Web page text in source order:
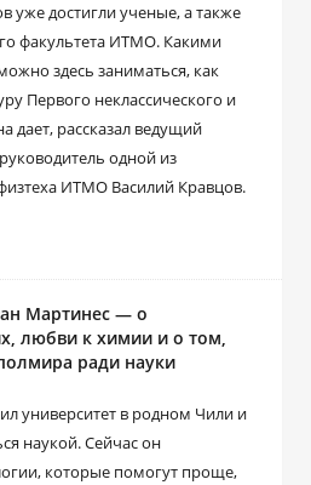
уже достигли ученые, а также
факультета ИТМО. Какими
здесь заниматься, как
Первого неклассического и
дает, рассказал ведущий
одной из
ИТМО Василий Кравцов.
Мартинес ― о
любви к химии и о том,
ради науки
университет в родном Чили и
наукой. Сейчас он
которые помогут проще,